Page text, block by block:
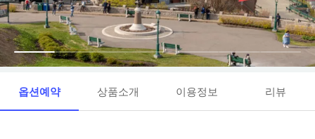
옵션예약 상품소개 이용정보 리뷰